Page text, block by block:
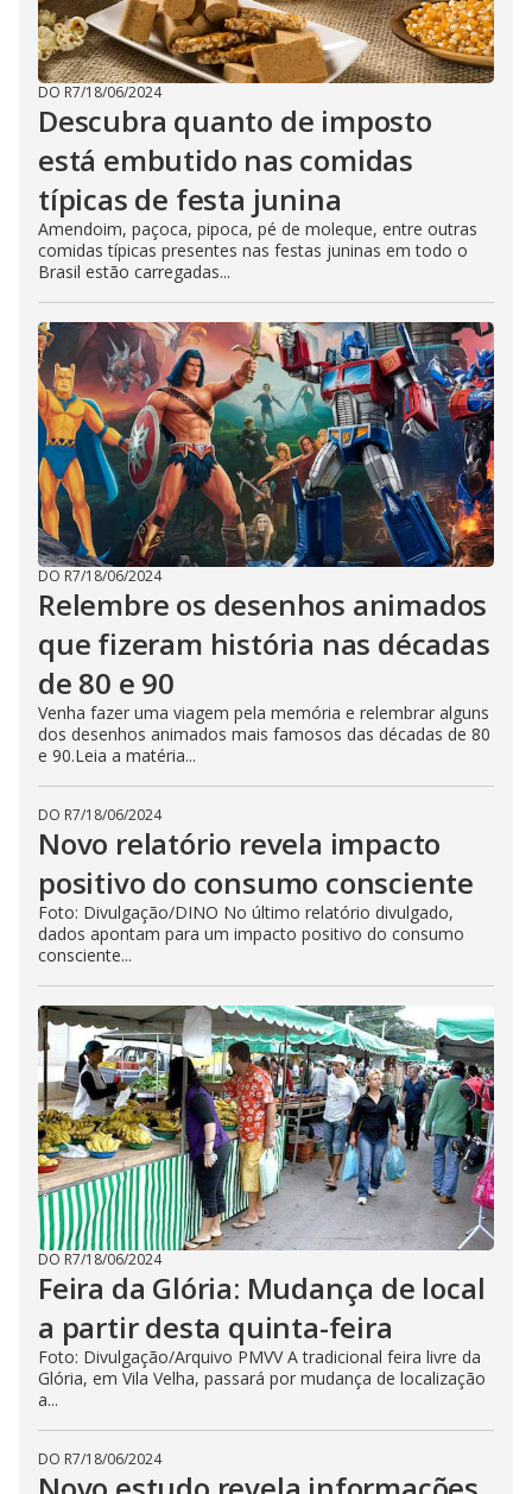
DO R7/18/06/2024
Descubra quanto de imposto
está embutido nas comidas
típicas de festa junina
Amendoim, paçoca, pipoca, pé de moleque, entre outras
comidas típicas presentes nas festas juninas em todo o
Brasil estão carregadas...
DO R7/18/06/2024
Relembre os desenhos animados
que fizeram história nas décadas
de 80 e 90
Venha fazer uma viagem pela memória e relembrar alguns
dos desenhos animados mais famosos das décadas de 80
e 90.Leia a matéria...
DO R7/18/06/2024
Novo relatório revela impacto
positivo do consumo consciente
Foto: Divulgação/DINO No último relatório divulgado,
dados apontam para um impacto positivo do consumo
consciente...
DO R7/18/06/2024
Feira da Glória: Mudança de local
a partir desta quinta-feira
Foto: Divulgação/Arquivo PMVV A tradicional feira livre da
Glória, em Vila Velha, passará por mudança de localização
a...
DO R7/18/06/2024